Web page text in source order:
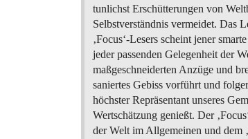
tunlichst Erschütterungen von
Selbstverständnis vermeidet. Das
‚Focus‘-Lesers scheint jener
jeder passenden Gelegenheit der
maßgeschneiderten Anzüge und
saniertes Gebiss vorführt und
höchster Repräsentant unseres
Wertschätzung genießt. Der
der Welt im Allgemeinen und dem